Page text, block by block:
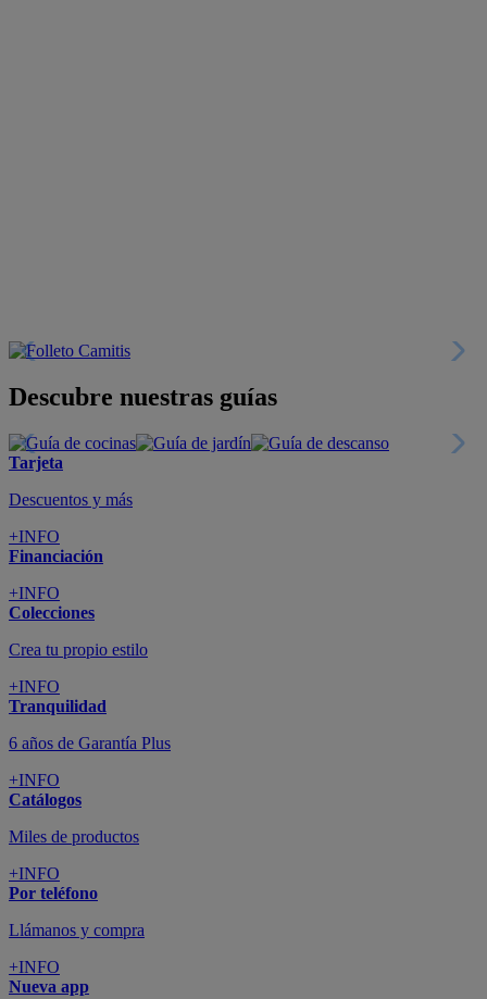
Descubre nuestras guías
Tarjeta
Descuentos y más
+INFO
Financiación
+INFO
Colecciones
Crea tu propio estilo
+INFO
Tranquilidad
6 años de Garantía Plus
+INFO
Catálogos
Miles de productos
+INFO
Por teléfono
Llámanos y compra
+INFO
Nueva app